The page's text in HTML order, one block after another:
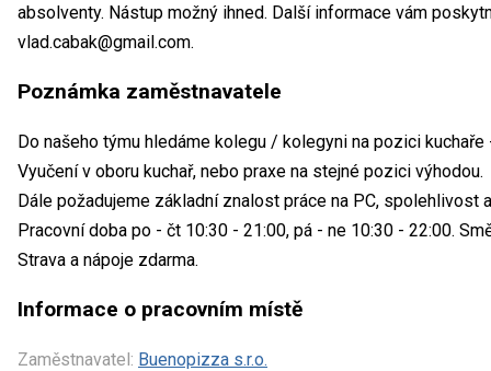
absolventy. Nástup možný ihned. Další informace vám
vlad.cabak@gmail.com.
Poznámka zaměstnavatele
Do našeho týmu hledáme kolegu / kolegyni na pozici kuchaře
Vyučení v oboru kuchař, nebo praxe na stejné pozici výhodou.
Dále požadujeme základní znalost práce na PC, spolehlivost
Pracovní doba po - čt 10:30 - 21:00, pá - ne 10:30 - 22:00.
Strava a nápoje zdarma.
Informace o pracovním místě
Zaměstnavatel: Buenopizza s.r.o.